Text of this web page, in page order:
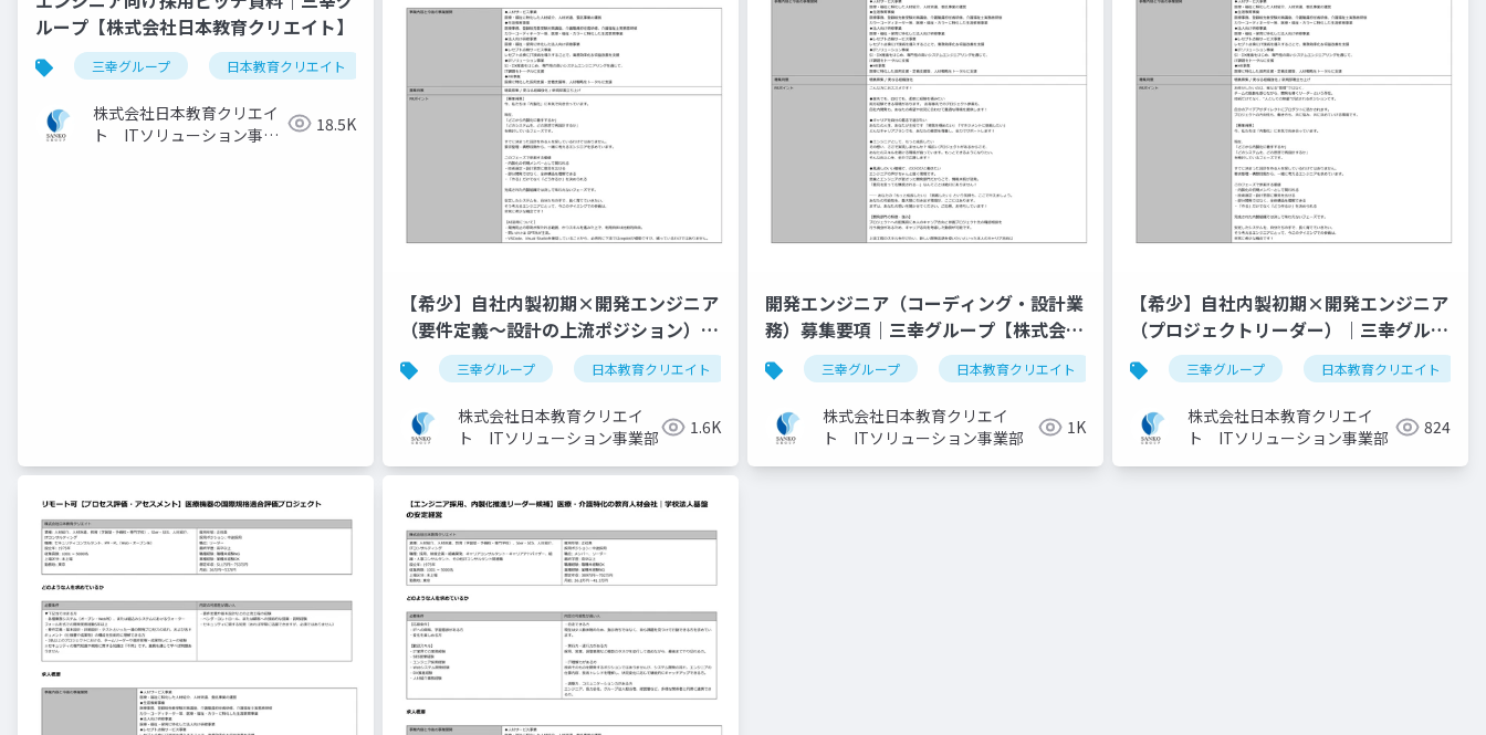
ループ【株式会社日本教育クリエイト】
三幸グループ 日本教育クリエイト 開発エンジニア
株式会社日本教育クリエイ
ト ITソリューション事業
18.5K
【希少】自社内製初期×開発エンジニア
（要件定義～設計の上流ポジション）｜
三幸グループ【株式会社日本教育クリエ
イト】
三幸グループ 日本教育クリエイト 採用ピッチ資料 事業紹介 開発エンジニア募集 自社内開発
株式会社日本教育クリエイ
ト ITソリューション事業部
1.6K
開発エンジニア（コーディング・設計業
務）募集要項｜三幸グループ【株式会社
日本教育クリエイト】
三幸グループ 日本教育クリエイト 採用ピッチ資料 事業紹介 開発エンジニ
株式会社日本教育クリエイ
ト ITソリューション事業部
1K
【希少】自社内製初期×開発エンジニア
（プロジェクトリーダー）｜三幸グルー
プ【株式会社日本教育クリエイト】
三幸グループ 日本教育クリエイト
株式会社日本教育クリエイ
ト ITソリューション事業部
824